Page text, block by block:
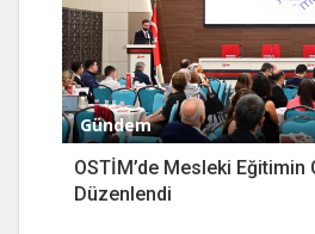
Gündem
OSTİM’de Mesleki
Düzenlendi